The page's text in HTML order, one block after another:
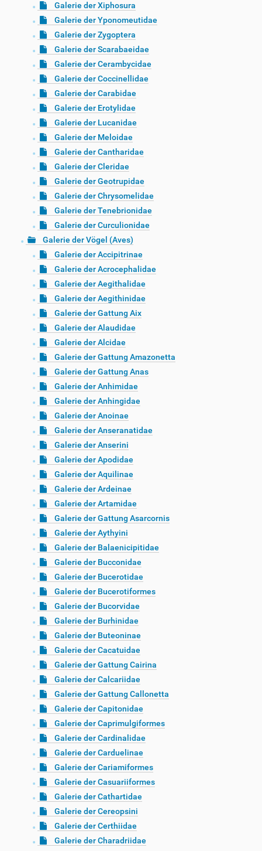
Galerie der Xiphosura
Galerie der Yponomeutidae
Galerie der Zygoptera
Galerie der Scarabaeidae
Galerie der Cerambycidae
Galerie der Coccinellidae
Galerie der Carabidae
Galerie der Erotylidae
Galerie der Lucanidae
Galerie der Meloidae
Galerie der Cantharidae
Galerie der Cleridae
Galerie der Geotrupidae
Galerie der Chrysomelidae
Galerie der Tenebrionidae
Galerie der Curculionidae
Galerie der Vögel (Aves)
Galerie der Accipitrinae
Galerie der Acrocephalidae
Galerie der Aegithalidae
Galerie der Aegithinidae
Galerie der Gattung Aix
Galerie der Alaudidae
Galerie der Alcidae
Galerie der Gattung Amazonetta
Galerie der Gattung Anas
Galerie der Anhimidae
Galerie der Anhingidae
Galerie der Anoinae
Galerie der Anseranatidae
Galerie der Anserini
Galerie der Apodidae
Galerie der Aquilinae
Galerie der Ardeinae
Galerie der Artamidae
Galerie der Gattung Asarcornis
Galerie der Aythyini
Galerie der Balaenicipitidae
Galerie der Bucconidae
Galerie der Bucerotidae
Galerie der Bucerotiformes
Galerie der Bucorvidae
Galerie der Burhinidae
Galerie der Buteoninae
Galerie der Cacatuidae
Galerie der Gattung Cairina
Galerie der Calcariidae
Galerie der Gattung Callonetta
Galerie der Capitonidae
Galerie der Caprimulgiformes
Galerie der Cardinalidae
Galerie der Carduelinae
Galerie der Cariamiformes
Galerie der Casuariiformes
Galerie der Cathartidae
Galerie der Cereopsini
Galerie der Certhiidae
Galerie der Charadriidae